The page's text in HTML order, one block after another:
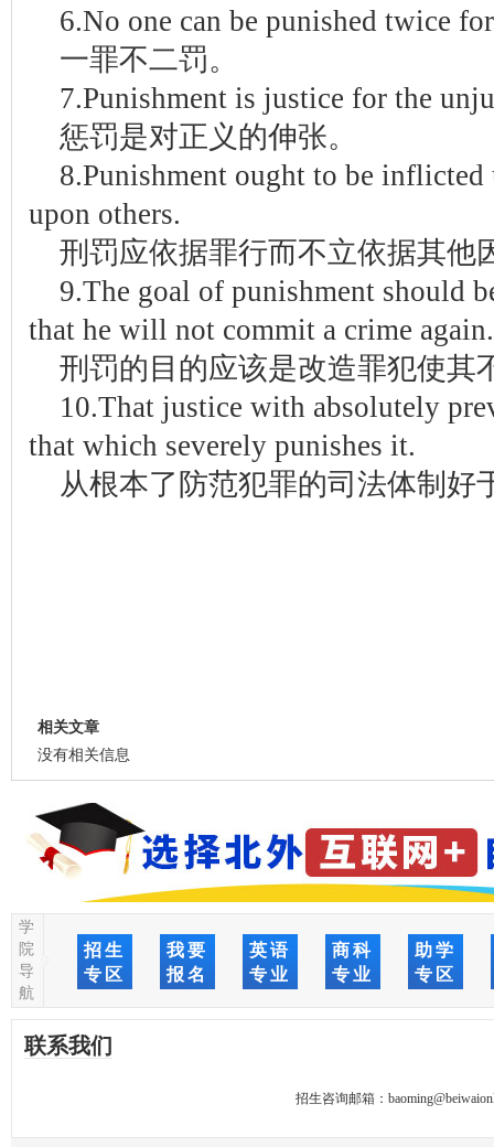
6.No one can be punished twice
一罪不二罚。
7.Punishment is justice for the
惩罚是对正义的伸张。
8.Punishment ought to be
upon others.
刑罚应依据罪行而不立依据其他
9.The goal of punishment should
that he will not commit a crime again.
刑罚的目的应该是改造罪犯使其
10.That justice with absolutely
that which severely punishes it.
从根本了防范犯罪的司法体制好
相关文章
没有相关信息
学
院
导
航
招生
专区
我要
报名
英语
专业
商科
专业
助学
专区
联系我们
招生咨询邮箱：